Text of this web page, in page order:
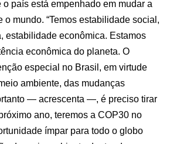
país está empenhado em mudar a
o mundo. “Temos estabilidade social,
estabilidade econômica. Estamos
econômica do planeta. O
especial no Brasil, em virtude
ambiente, das mudanças
— acrescenta —, é preciso tirar
ano, teremos a COP30 no
ímpar para todo o globo